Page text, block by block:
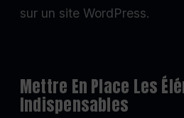
sur un site WordPress.
Mettre En Place Les
Indispensables